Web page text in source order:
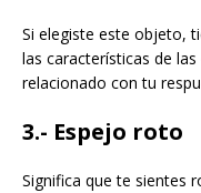
Si elegiste este objeto,
las características de
relacionado con tu
3.- Espejo roto
Significa que te sientes